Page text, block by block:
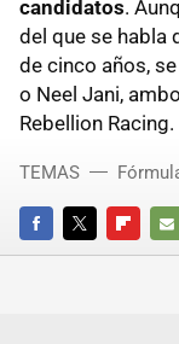
candidatos.
del que se habla
de cinco años,
o Neel Jani,
Rebellion Racing.
FACEBOOKTWITTER
E-
TEMAS